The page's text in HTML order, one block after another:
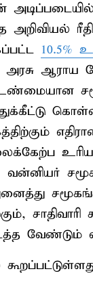
10.5%
அரசு
வேண்டும்